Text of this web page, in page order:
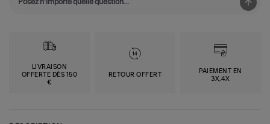
LIVRAISON
OFFERTE DÈS 150
€
RETOUR OFFERT
PAIEMENT EN
3X,4X